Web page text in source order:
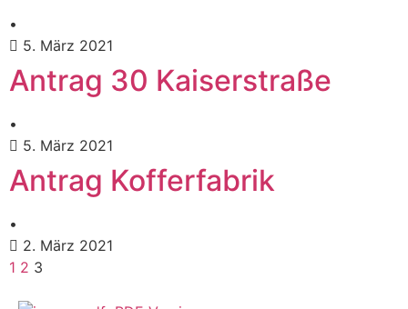
•
5. März 2021
Antrag 30 Kaiserstraße
•
5. März 2021
Antrag Kofferfabrik
•
2. März 2021
1 2 3